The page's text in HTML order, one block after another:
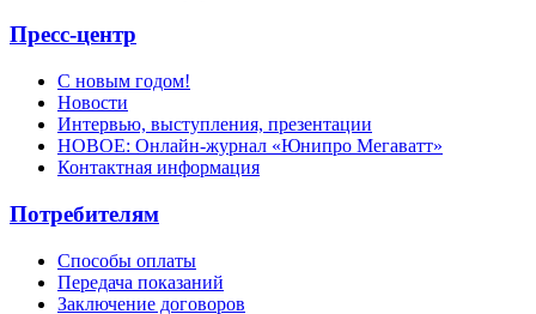
Пресс-центр
С новым годом!
Новости
Интервью, выступления, презентации
НОВОЕ: Онлайн-журнал «Юнипро Мегаватт»
Контактная информация
Потребителям
Способы оплаты
Передача показаний
Заключение договоров